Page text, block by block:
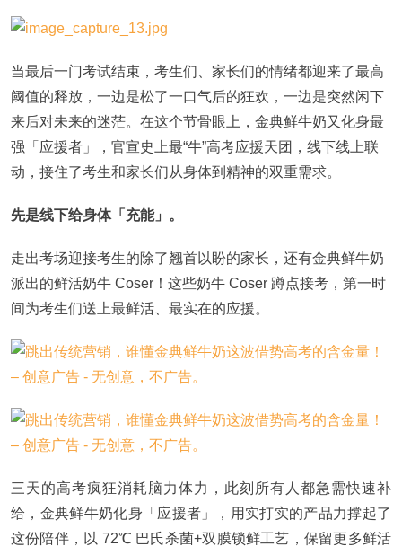
当最后一门考试结束，考生们、家长们的情绪都迎来了最高
阈值的释放，一边是松了一口气后的狂欢，一边是突然闲下
来后对未来的迷茫。在这个节骨眼上，金典鲜牛奶又化身最
强「应援者」，官宣史上最“牛”高考应援天团，线下线上联
动，接住了考生和家长们从身体到精神的双重需求。
先是线下给身体「充能」。
走出考场迎接考生的除了翘首以盼的家长，还有金典鲜牛奶
派出的鲜活奶牛 Coser！这些奶牛 Coser 蹲点接考，第一时
间为考生们送上最鲜活、最实在的应援。
三天的高考疯狂消耗脑力体力，此刻所有人都急需快速补
给，金典鲜牛奶化身「应援者」，用实打实的产品力撑起了
这份陪伴，以 72℃ 巴氏杀菌+双膜锁鲜工艺，保留更多鲜活